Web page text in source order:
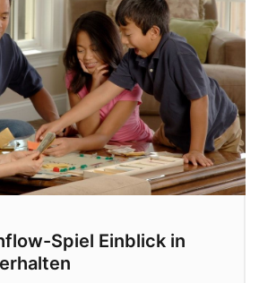
Spiel Einblick in